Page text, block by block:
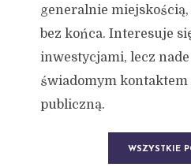
generalnie miejskością,
bez końca. Interesuje
inwestycjami, lecz
świadomym
publiczną.
WSZYSTKIE